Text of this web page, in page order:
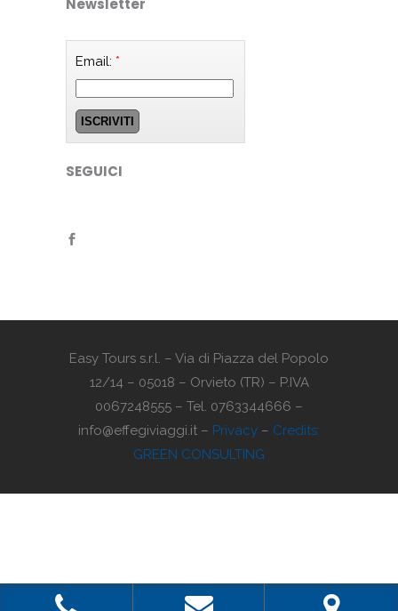
Newsletter
Email: *
SEGUICI
Easy Tours s.r.l. – Via di Piazza del Popolo
12/14 – 05018 – Orvieto (TR) – P.IVA
0067248555 – Tel. 0763344666 –
info@effegiviaggi.it – Privacy – Credits:
GREEN CONSULTING